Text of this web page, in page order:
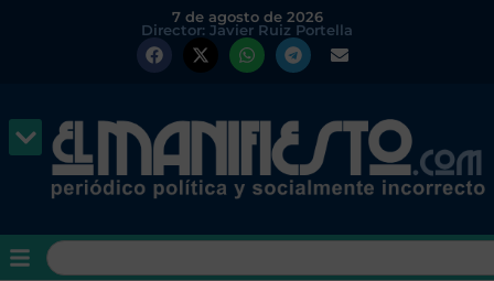
7 de agosto de 2026
Director: Javier Ruiz Portella